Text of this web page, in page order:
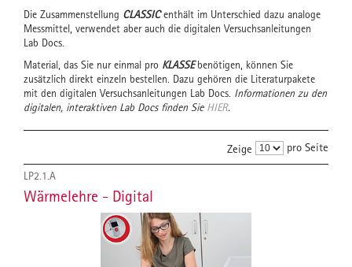
Die Zusammenstellung CLASSIC enthält im Unterschied dazu analoge
Messmittel, verwendet aber auch die digitalen Versuchsanleitungen
Lab Docs.
Material, das Sie nur einmal pro KLASSE benötigen, können Sie
zusätzlich direkt einzeln bestellen. Dazu gehören die Literaturpakete
mit den digitalen Versuchsanleitungen Lab Docs. Informationen zu den
digitalen, interaktiven Lab Docs finden Sie HIER.
Zeige pro Seite
LP2.1.A
Wärmelehre - Digital